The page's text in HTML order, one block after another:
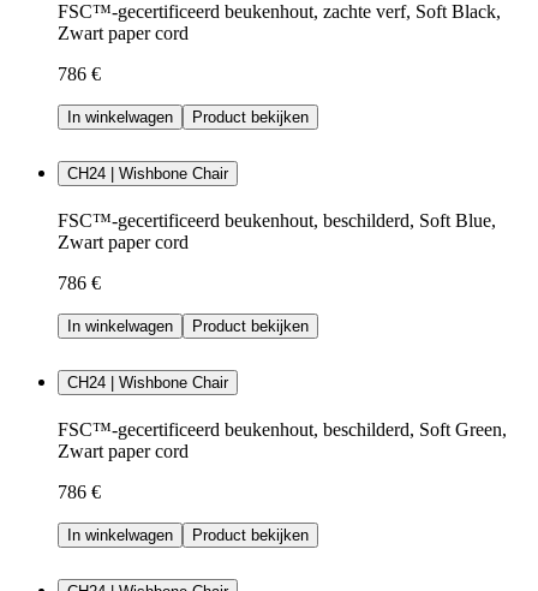
FSC™-gecertificeerd beukenhout, zachte verf, Soft Black,
Zwart paper cord
786 €
In winkelwagen Product bekijken
CH24 | Wishbone Chair
FSC™-gecertificeerd beukenhout, beschilderd, Soft Blue,
Zwart paper cord
786 €
In winkelwagen Product bekijken
CH24 | Wishbone Chair
FSC™-gecertificeerd beukenhout, beschilderd, Soft Green,
Zwart paper cord
786 €
In winkelwagen Product bekijken